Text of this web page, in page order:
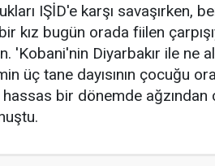
IŞİD'e karşı savaşırken,
kız bugün orada fiilen
'Kobani'nin Diyarbakır ile ne
üç tane dayısının çocuğu
bir dönemde ağzından